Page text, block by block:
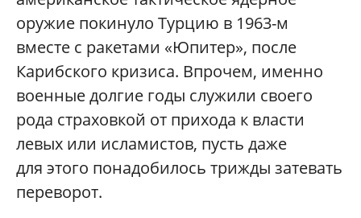
оружие покинуло Турцию в 1963-м
вместе с ракетами «Юпитер», после
Карибского кризиса. Впрочем, именно
военные долгие годы служили своего
рода страховкой от прихода к власти
левых или исламистов, пусть даже
для этого понадобилось трижды затевать
переворот.